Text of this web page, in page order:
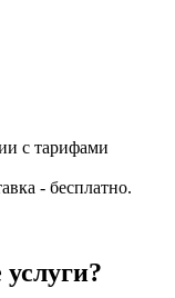
с тарифами
- бесплатно.